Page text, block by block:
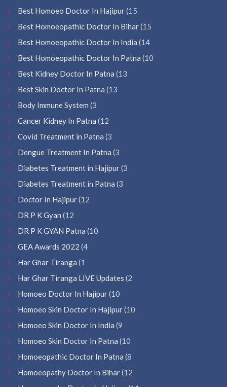
Best Homoeo Doctor In Hajipur(15
Best Homoeopathic Doctor In Bihar(15
Best Homoeopathic Doctor In India (14
Best Homoeopathic Doctor In Patna (10
Best Kidney Doctor In Patna (13
Best Skin Doctor In Patna (13
Body Immune System (3
Cancer Kidney In Patna (12
Covid Treatment in Patna (3
Dengue Treatment In Patna (3
Diabetes Treatment in Hajipur(3
Diabetes Treatment in Patna (3
Doctor In Hajipur(12
DR P K Gyan (12
DR P K GYAN Patna (10
GEA Awards 2022 (4
Har Ghar Tiranga (1
Har Ghar Tiranga LIVE Updates (2
Homoeo Doctor In Hajipur(10
Homoeo Skin Doctor In Hajipur(10
Homoeo Skin Doctor In India (9
Homoeo Skin Doctor In Patna (10
Homoeopathic Doctor In Patna (8
Homoeopathy Doctor In Bihar(12